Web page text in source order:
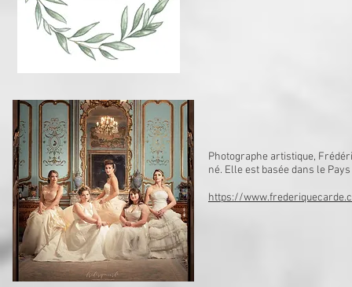
Photographe artistique,
né. Elle est basée dans le
https://